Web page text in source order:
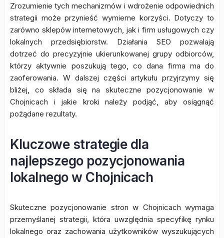
Zrozumienie tych mechanizmów i wdrożenie odpowiednich
strategii może przynieść wymierne korzyści. Dotyczy to
zarówno sklepów internetowych, jak i firm usługowych czy
lokalnych przedsiębiorstw. Działania SEO pozwalają
dotrzeć do precyzyjnie ukierunkowanej grupy odbiorców,
którzy aktywnie poszukują tego, co dana firma ma do
zaoferowania. W dalszej części artykułu przyjrzymy się
bliżej, co składa się na skuteczne pozycjonowanie w
Chojnicach i jakie kroki należy podjąć, aby osiągnąć
pożądane rezultaty.
Kluczowe strategie dla
najlepszego pozycjonowania
lokalnego w Chojnicach
Skuteczne pozycjonowanie stron w Chojnicach wymaga
przemyślanej strategii, która uwzględnia specyfikę rynku
lokalnego oraz zachowania użytkowników wyszukujących